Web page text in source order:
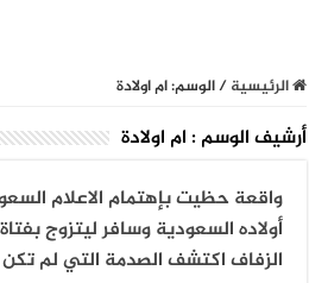
الرئيسية/الوسم:ام اولادة
أرشيف الوسم : ام اولادة
واقعة حظيت بإهتمام الاعلام
أولاده السعودية وسافر ليتزوج
الزفاف اكتشف الصدمة التي لم